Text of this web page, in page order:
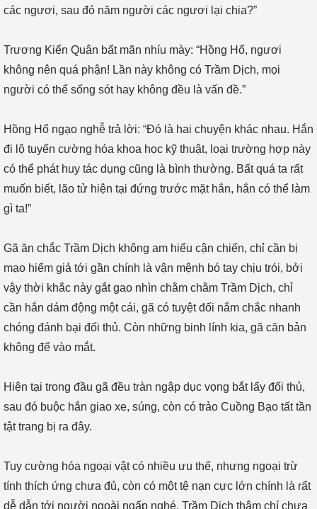
các ngươi, sau đó năm người các ngươi lại chia?”
Trương Kiến Quân bất mãn nhíu mày: “Hồng Hổ, ngươi
không nên quá phận! Lần này không có Trầm Dịch, mọi
người có thể sống sót hay không đều là vấn đề.”
Hồng Hổ ngạo nghễ trả lời: “Đó là hai chuyện khác nhau. Hắn
đi lộ tuyến cường hóa khoa học kỹ thuật, loại trường hợp này
có thể phát huy tác dụng cũng là bình thường. Bất quá ta rất
muốn biết, lão tử hiện tại đứng trước mặt hắn, hắn có thể làm
gì ta!”
Gã ăn chắc Trầm Dịch không am hiểu cận chiến, chỉ cần bị
mạo hiểm giả tới gần chính là vận mệnh bó tay chịu trói, bởi
vậy thời khắc này gắt gao nhìn chằm chằm Trầm Dịch, chỉ
cần hắn dám động một cái, gã có tuyệt đối nắm chắc nhanh
chóng đánh bại đối thủ. Còn những binh lính kia, gã căn bản
không để vào mắt.
Hiện tại trong đầu gã đều tràn ngập dục vọng bắt lấy đối thủ,
sau đó buộc hắn giao xe, súng, còn có trảo Cuồng Bạo tất tần
tật trang bị ra đây.
Tuy cường hóa ngoại vật có nhiều ưu thế, nhưng ngoại trừ
tính thích ứng chưa đủ, còn có một tệ nạn cực lớn chính là rất
dễ dẫn tới người ngoài ngấp nghé. Trầm Dịch thậm chí chưa